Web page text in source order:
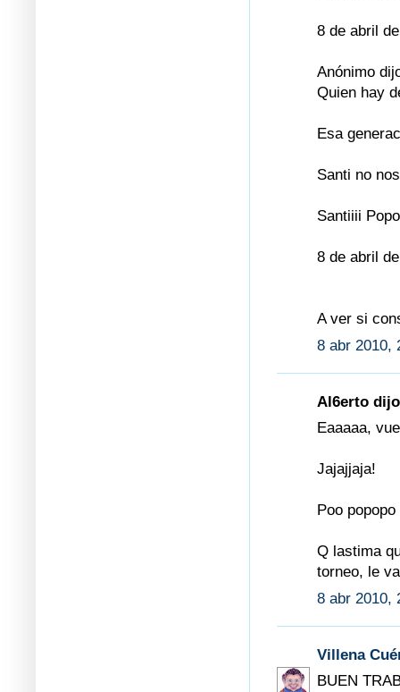
8 de abril
Anónimo
Quien hay
Esa
Santi no
Santiiii
8 de abril
A ver si
8 abr 2010,
Al6erto
Eaaaaa,
Jajajjaja!
Poo
Q lastima
torneo, le
8 abr 2010,
Villena
BUEN